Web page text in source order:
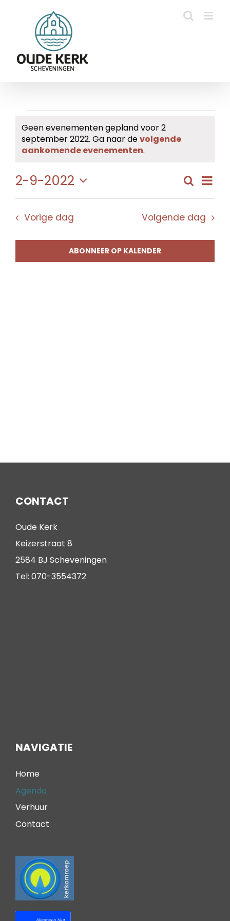
Evenementen
in
2
september
2022
Bericht
Geen evenementen gepland voor 2
september 2022. Ga naar devolgende
aankomende evenementen.
en
Zoeken
Dag
2-9-2022
Selecteer
datum.
Vorige dag Volgende dag
ABONNEER OP KALENDER
CONTACT
Oude Kerk
Keizerstraat 8
2584 BJ Scheveningen
Tel: 070-3554372
NAVIGATIE
Home
Agenda
Verhuur
Contact